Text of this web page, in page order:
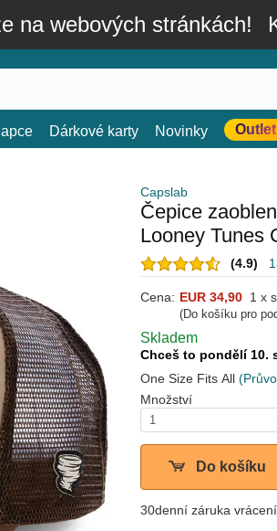
na webových stránkách!
Dárkové karty Novinky Outlet
Capslab
Čepice
Looney Tunes
(4.9)
Cena: EUR 34,90 1 x
(Do košíku pro
Skladem
Chceš to pondělí 10.
One Size Fits All
Množství
Do košíku
30denní záruka vrácení